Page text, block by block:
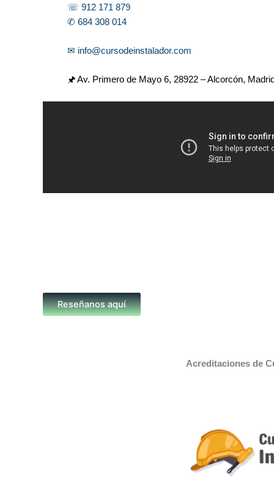
☏ 912 171 879
✆ 684 308 014
✉ info@cursodeinstalador.com
🖈 Av. Primero de Mayo 6, 28922 – Alcorcón,
Reseñanos aquí
Acreditaciones de